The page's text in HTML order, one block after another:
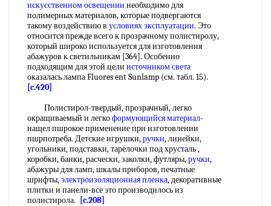
искусственном освещении необходимо для
полимерных материалов, которые подвергаются
такому воздействию в условиях эксплуатации. Это
относится прежде всего к прозрачному полистиролу,
который широко используется для изготовления
абажуров к светильникам [364]. Особенно
подходящим для этой цели источником света
оказалась лампа Fluores ent Sunlamp (см. табл. 15).
[c.420]
Полистирол-твердый, прозрачный, легко
окращиваемый и легкоформующийся материал-
нащел пшрокое применение при изготовлении
пшрпотреба. Детские игрушки,ручки, линейки,
угольники, подставки, тарелочки под хрусталь ,
коробки, банки, расчески, заколки, футляры,ручки,
абажуры для ламп, шкалы приборов, печатные
шрифты,электроизоляционная пленка, декоративные
плитки и панели-все это производилось из
полистирола.
[c.208]